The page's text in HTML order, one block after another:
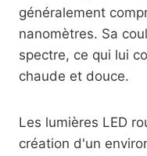
généralement
nanomètres. Sa
spectre, ce qui lui
chaude et douce.
Les lumières LED
création d'un